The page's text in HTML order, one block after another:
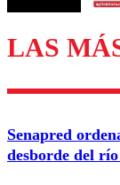
LAS
Senapred
desborde del